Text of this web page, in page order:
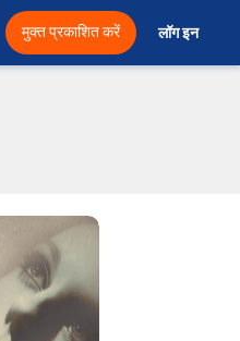
मुक्त प्रकाशित करें लॉग इन